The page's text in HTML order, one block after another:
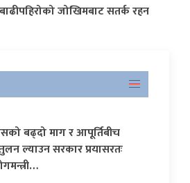
जोखिमबाट सतर्क रहन
बढ्दो माग र आपूर्तिबीच
ल्याउन सरकार प्रयासरतः